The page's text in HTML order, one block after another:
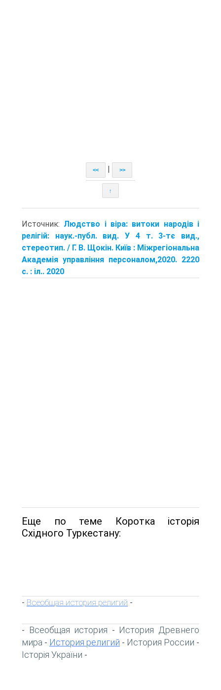
<< >>
↑
Источник: Людство і віра: витоки народів і
релігій: наук.-публ. вид. У 4 т. 3-тє вид.,
стереотип. / Г. В. Щокін. Київ : Міжрегіональна
Академія управління персоналом,2020. 2220
с. : іл.. 2020
Еще по теме Коротка історія
Східного Туркестану:
- Всеобщая история религий -
- Всеобщая история - История Древнего
мира - История религий - История России -
Історія України -